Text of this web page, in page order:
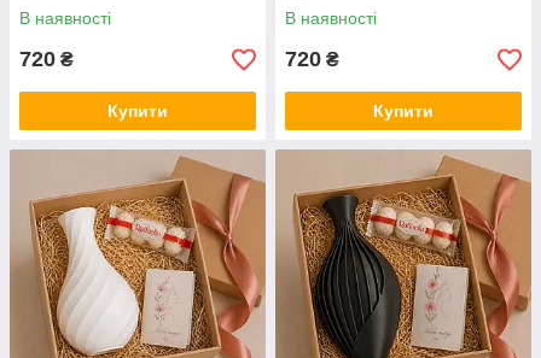
В наявності
720 ₴
Купити
В наявності
720 ₴
Купити